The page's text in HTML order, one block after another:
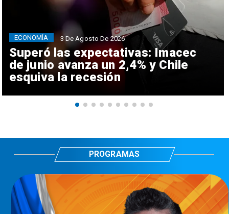
Superó las expectativas: Imacec
de junio avanza un 2,4% y Chile
esquiva la recesión
ECONOMÍA 3 De Agosto De 2026
PROGRAMAS